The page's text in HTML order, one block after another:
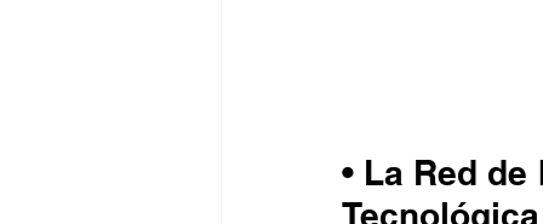
• La Red